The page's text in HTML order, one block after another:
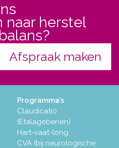
naar herstel
Afspraak maken
Programma’s
Claudicatio
(Etalagebenen)
Hart-vaat-long
CVA (bij neurologische